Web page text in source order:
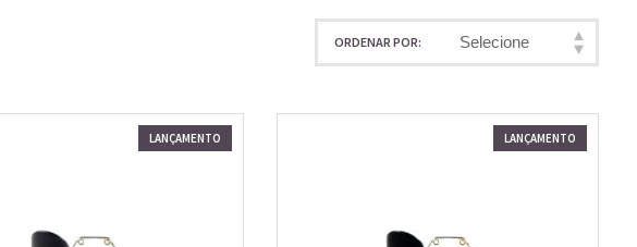
ORDENAR POR Selecione
LANÇAMENTO LANÇAMENTO